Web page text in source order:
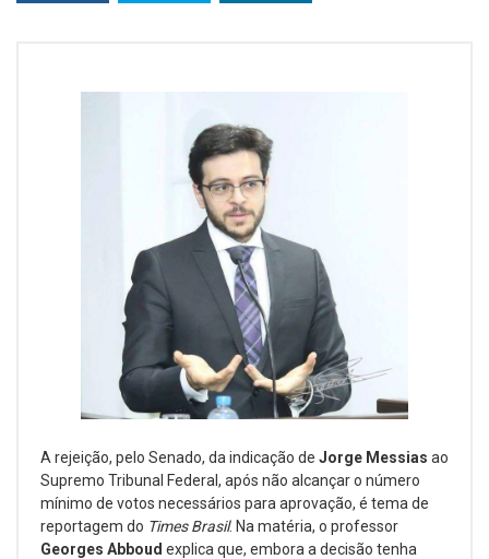
A rejeição, pelo Senado, da indicação de Jorge Messias ao
Supremo Tribunal Federal, após não alcançar o número
mínimo de votos necessários para aprovação, é tema de
reportagem do Times Brasil. Na matéria, o professor
Georges Abboud explica que, embora a decisão tenha